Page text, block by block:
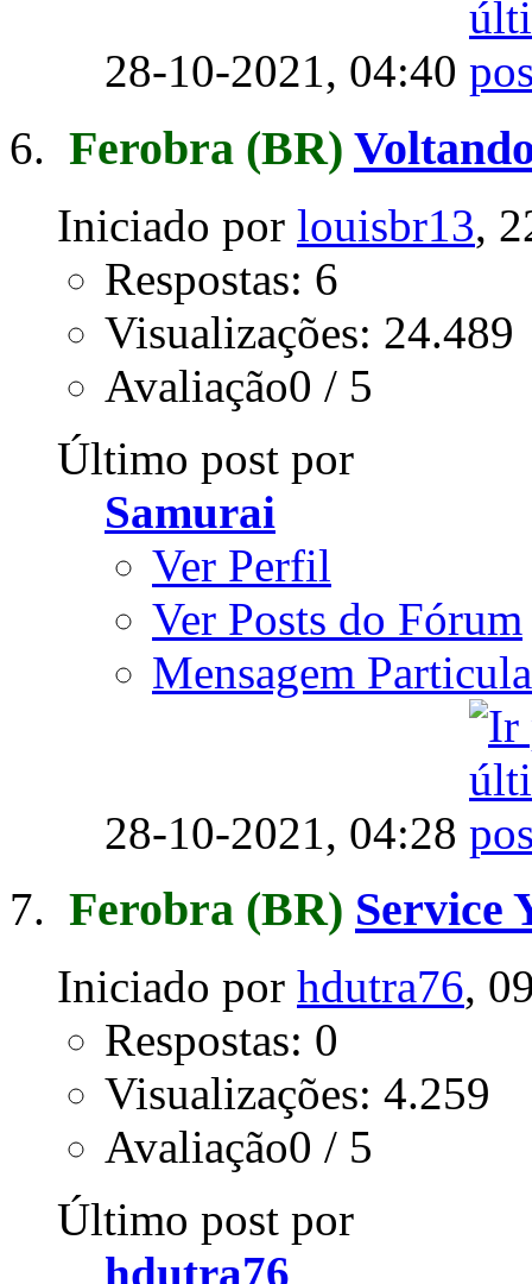
28-10-2021, 04:40
Ferobra (BR)
Iniciado por louisbr13,
Respostas: 6
Visualizações: 24.489
Avaliação0 / 5
Último post por
Samurai
Ver Perfil
Ver Posts do Fórum
Mensagem
28-10-2021, 04:28
Ferobra (BR) Service
Iniciado por hdutra76,
Respostas: 0
Visualizações: 4.259
Avaliação0 / 5
Último post por
hdutra76